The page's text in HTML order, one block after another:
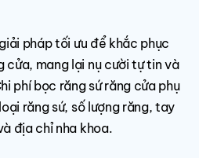
pháp tối ưu để khắc phục
mang lại nụ cười tự tin và
phí bọc răng sứ răng cửa phụ
răng sứ, số lượng răng, tay
địa chỉ nha khoa.